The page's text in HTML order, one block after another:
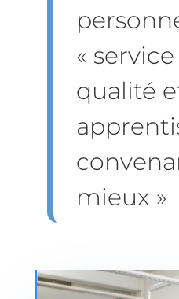
«
qualité
mieux »